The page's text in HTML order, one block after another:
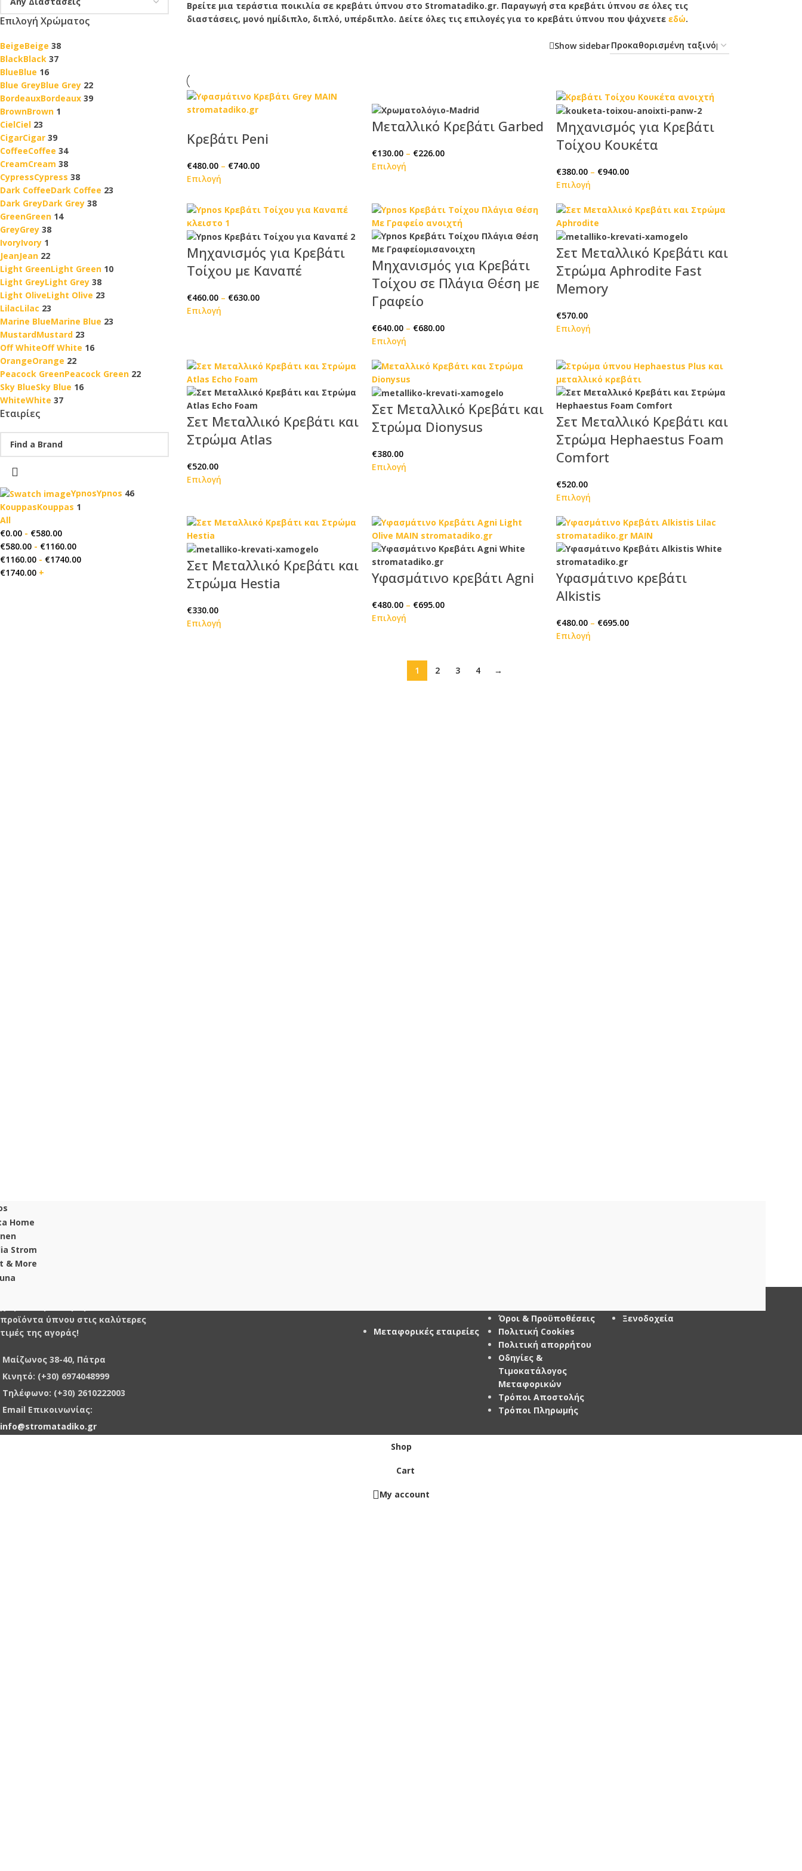
Επιλογή Χρώματος
BeigeBeige 38
BlackBlack 37
BlueBlue 16
Blue GreyBlue Grey 22
BordeauxBordeaux 39
BrownBrown 1
CielCiel 23
CigarCigar 39
CoffeeCoffee 34
CreamCream 38
CypressCypress 38
Dark CoffeeDark Coffee 23
Dark GreyDark Grey 38
GreenGreen 14
GreyGrey 38
IvoryIvory 1
JeanJean 22
Light GreenLight Green 10
Light GreyLight Grey 38
Light OliveLight Olive 23
LilacLilac 23
Marine BlueMarine Blue 23
MustardMustard 23
Off WhiteOff White 16
OrangeOrange 22
Peacock GreenPeacock Green 22
Sky BlueSky Blue 16
WhiteWhite 37
Εταιρίες
YpnosYpnos 46
KouppasKouppas 1
All
€0.00 - €580.00
€580.00 - €1160.00
€1160.00 - €1740.00
€1740.00 +
Βρείτε μια τεράστια ποικιλία σε κρεβάτι ύπνου στο Stromatadiko.gr. Παραγωγή στα κρεβάτι ύπνου σε όλες τις
διαστάσεις, μονό ημίδιπλο, διπλό, υπέρδιπλο. Δείτε όλες τις επιλογές για το κρεβάτι ύπνου που ψάχνετε εδώ.
Show sidebar
Κρεβάτι Peni
€480.00 – €740.00
Επιλογή
Μεταλλικό Κρεβάτι Garbed
€130.00 – €226.00
Επιλογή
Μηχανισμός για Κρεβάτι
Τοίχου Kουκέτα
€380.00 – €940.00
Επιλογή
Μηχανισμός για Κρεβάτι
Τοίχου με Καναπέ
€460.00 – €630.00
Επιλογή
Μηχανισμός για Κρεβάτι
Τοίχου σε Πλάγια Θέση με
Γραφείο
€640.00 – €680.00
Επιλογή
Σετ Μεταλλικό Κρεβάτι και
Στρώμα Aphrodite Fast
Memory
€570.00
Επιλογή
Σετ Μεταλλικό Κρεβάτι και
Στρώμα Atlas
€520.00
Επιλογή
Σετ Μεταλλικό Κρεβάτι και
Στρώμα Dionysus
€380.00
Επιλογή
Σετ Μεταλλικό Κρεβάτι και
Στρώμα Hephaestus Foam
Comfort
€520.00
Επιλογή
Σετ Μεταλλικό Κρεβάτι και
Στρώμα Hestia
€330.00
Επιλογή
Υφασμάτινο κρεβάτι Agni
€480.00 – €695.00
Επιλογή
Υφασμάτινο κρεβάτι
Alkistis
€480.00 – €695.00
Επιλογή
1 2 3 4 →
προϊόντα ύπνου στις καλύτερες
τιμές της αγοράς!
Μαίζωνος 38-40, Πάτρα
Κινητό: (+30) 6974048999
Τηλέφωνο: (+30) 2610222003
Email Επικοινωνίας:
info@stromatadiko.gr
Μεταφορικές εταιρείες
Όροι & Προϋποθέσεις
Πολιτική Cookies
Πολιτική απορρήτου
Οδηγίες &
Τιμοκατάλογος
Μεταφορικών
Τρόποι Αποστολής
Τρόποι Πληρωμής
Ξενοδοχεία
Shop
Cart
My account